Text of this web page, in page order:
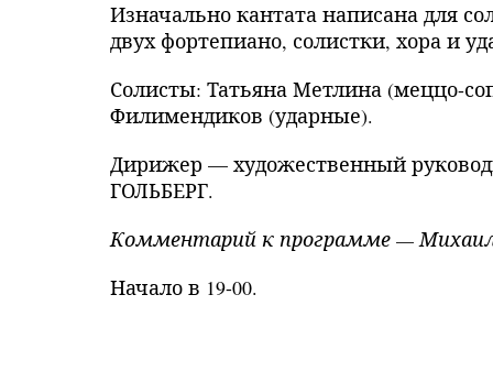
Изначально кантата написана для
двух фортепиано, солистки, хора и
Солисты: Татьяна Метлина (меццо-
Филимендиков (ударные).
Дирижер — художественный
ГОЛЬБЕРГ.
Комментарий к программе —
Начало в 19-00.